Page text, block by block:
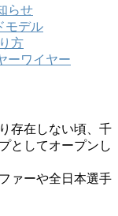
らせ
モデル
方
ーワイヤー
存在しない頃、千
としてオープンし
ァーや全日本選手